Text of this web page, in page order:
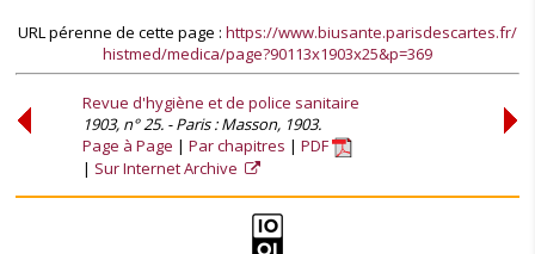
URL pérenne de cette page : https://www.biusante.parisdescartes.fr/
histmed/medica/page?90113x1903x25&p=369
Revue d'hygiène et de police sanitaire
1903, n° 25. - Paris : Masson, 1903.
Page à Page
Par chapitres
PDF
Sur Internet Archive